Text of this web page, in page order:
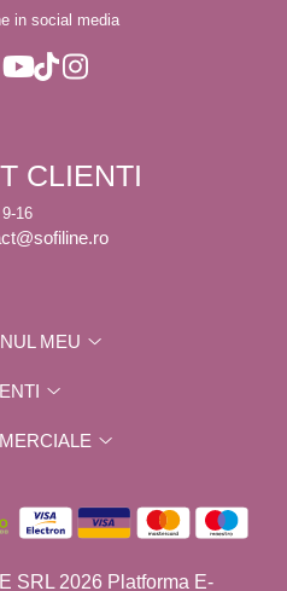
in social media
CLIENTI
9-16
MEU
SRL 2026 Platforma E-